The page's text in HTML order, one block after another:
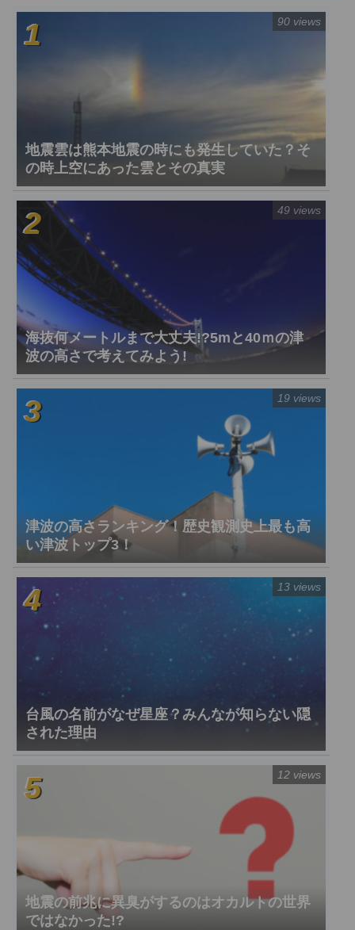
地震雲は熊本地震の時にも発生していた？そ
の時上空にあった雲とその真実
90 views
海抜何メートルまで大丈夫!?5mと40ｍの津
波の高さで考えてみよう!
49 views
津波の高さランキング！歴史観測史上最も高
い津波トップ3！
19 views
台風の名前がなぜ星座？みんなが知らない隠
された理由
13 views
地震の前兆に異臭がするのはオカルトの世界
ではなかった!?
12 views